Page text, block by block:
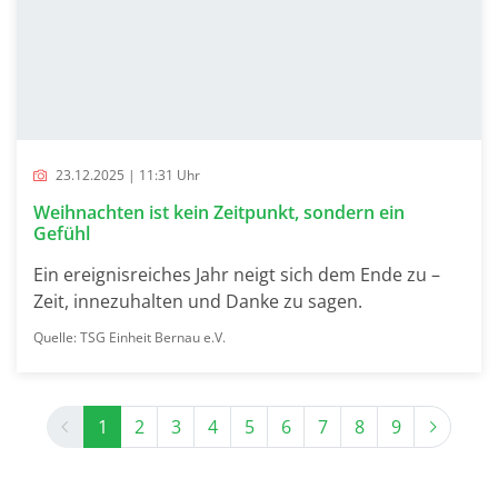
23.12.2025 | 11:31 Uhr
Weihnachten ist kein Zeitpunkt, sondern ein
Gefühl
Ein ereignisreiches Jahr neigt sich dem Ende zu –
Zeit, innezuhalten und Danke zu sagen.
Quelle: TSG Einheit Bernau e.V.
Previous
1 2 3 4 5 6 7 8 9 Next